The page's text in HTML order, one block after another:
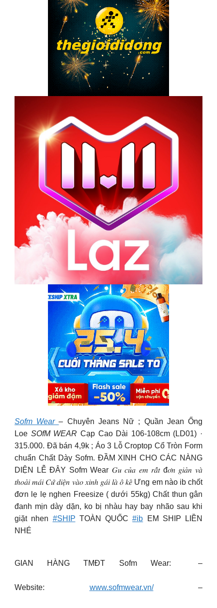
Sofm Wear– Chuyên Jeans Nữ ; Quần Jean Ống
Loe SOfM WEAR Cạp Cao Dài 106-108cm (LD01) ·
315.000. Đã bán 4,9k ; Áo 3 Lỗ Croptop Cổ Tròn Form
chuẩn Chất Dày Sofm. ĐẦM XINH CHO CÁC NÀNG
DIỆN LỄ ĐÂY Sofm Wear 𝐺𝑢 𝑐𝑢̉𝑎 𝑒𝑚 𝑟𝑎̂́𝑡 đ𝑜̛𝑛 𝑔𝑖𝑎̉𝑛 𝑣𝑎̀
𝑡ℎ𝑜𝑎̉𝑖 𝑚𝑎́𝑖 𝐶𝑢̛́ 𝑑𝑖𝑒̣̂𝑛 𝑣𝑎̀𝑜 𝑥𝑖𝑛ℎ 𝑔𝑎́𝑖 𝑙𝑎̀ 𝑜̂ 𝑘𝑒̂ Ưng em nào ib chốt
đơn lẹ lẹ nghen Freesize ( dưới 55kg) Chất thun gân
đanh mịn dày dặn, ko bị nhàu hay bay nhão sau khi
giặt nhen #SHIP TOÀN QUỐC#ib EM SHIP LIỀN
NHÉ
GIAN HÀNG TMĐT Sofm Wear: –
Website: www.sofmwear.vn/–